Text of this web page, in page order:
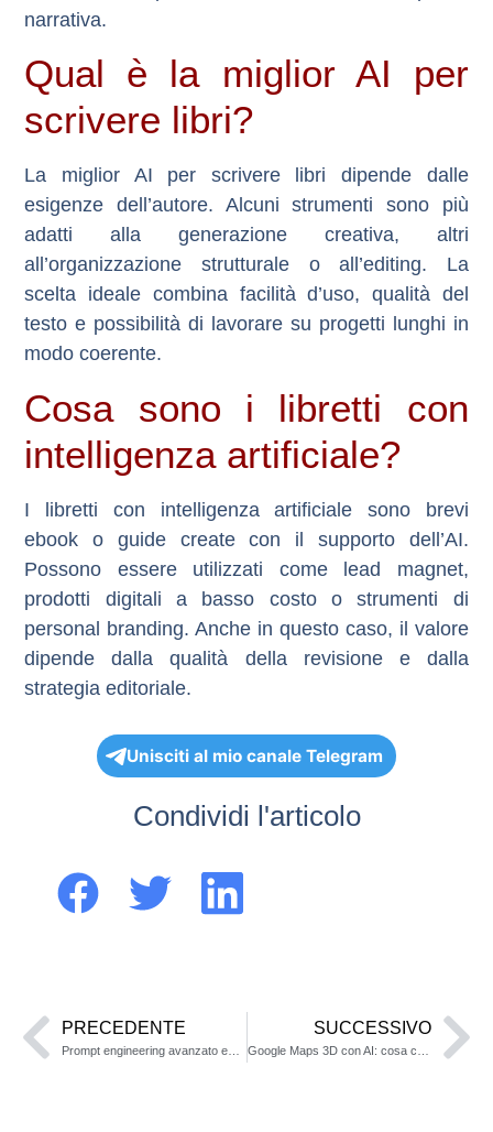
narrativa.
Qual è la miglior AI per
scrivere libri?
La miglior AI per scrivere libri dipende dalle
esigenze dell’autore. Alcuni strumenti sono più
adatti alla generazione creativa, altri
all’organizzazione strutturale o all’editing. La
scelta ideale combina facilità d’uso, qualità del
testo e possibilità di lavorare su progetti lunghi in
modo coerente.
Cosa sono i libretti con
intelligenza artificiale?
I libretti con intelligenza artificiale sono brevi
ebook o guide create con il supporto dell’AI.
Possono essere utilizzati come lead magnet,
prodotti digitali a basso costo o strumenti di
personal branding. Anche in questo caso, il valore
dipende dalla qualità della revisione e dalla
strategia editoriale.
Unisciti al mio canale Telegram
Condividi l'articolo
PRECEDENTE SUCCESSIVO